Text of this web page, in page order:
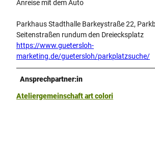
Anreise mit dem Auto
Parkhaus Stadthalle Barkeystraße 22,
Seitenstraßen rundum den Dreiecksplatz
https://www.guetersloh-
marketing.de/guetersloh/parkplatzsuche/
Ansprechpartner:in
Ateliergemeinschaft art colori